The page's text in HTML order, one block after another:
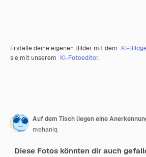
Erstelle deine eigenen Bilder mit dem KI-
sie mit unserem KI-Fotoeditor.
mehaniq
Diese Fotos könnten dir auch